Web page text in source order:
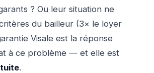
? Ou leur situation ne
du bailleur (3× le loyer
Visale est la réponse
à ce problème — et elle est
.